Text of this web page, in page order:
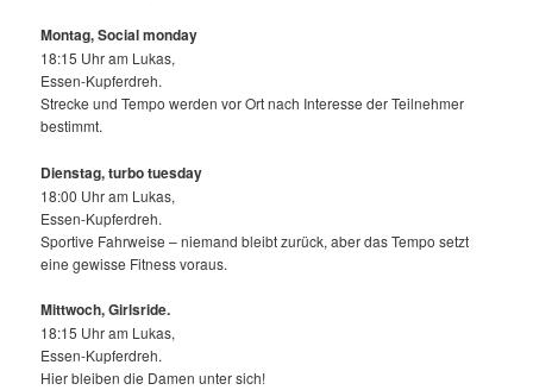
Montag, Social monday
18:15 Uhr am Lukas,
Essen-Kupferdreh.
Strecke und Tempo werden vor Ort nach Interesse der Teilnehmer
bestimmt.
Dienstag, turbo tuesday
18:00 Uhr am Lukas,
Essen-Kupferdreh.
Sportive Fahrweise – niemand bleibt zurück, aber das Tempo setzt
eine gewisse Fitness voraus.
Mittwoch,Girlsride.
18:15 Uhr am Lukas,
Essen-Kupferdreh.
Hier bleiben die Damen unter sich!